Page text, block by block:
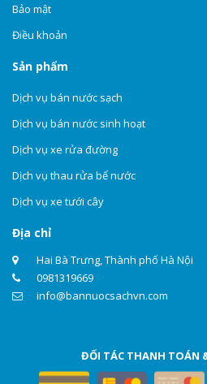
Bảo mật
Điều khoản
Sản phẩm
Dịch vụ bán nước sạch
Dịch vụ bán nước sinh hoạt
Dịch vụ xe rửa đường
Dịch vụ thau rửa bể nước
Dịch vụ xe tưới cây
Địa chỉ
Hai Bà Trưng, Thành phố Hà Nội
0981319669
info@bannuocsachvn.com
ĐỐI TÁC THANH TOÁN